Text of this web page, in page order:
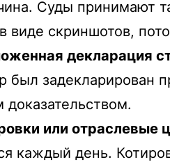
Суды принимают
виде скриншотов,
декларация
был задекларирован
или отраслевые
каждый день.